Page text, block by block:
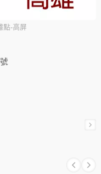
點-高屏